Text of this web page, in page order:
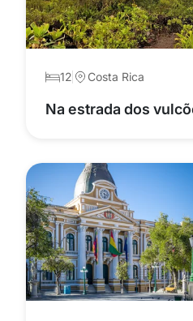
12 Costa Rica
Na estrada dos